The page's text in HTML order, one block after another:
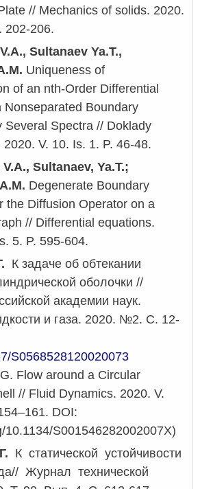
// Mechanics of solids. 2020.
202-206.
Sultanaev Ya.T.,
Uniqueness of
of an nth-Order Differential
Nonseparated Boundary
Several Spectra // Doklady
V. 10. Is. 1. P. 46-48.
Sultanaev, Ya.T.;
Degenerate Boundary
the Diffusion Operator on a
// Differential equations.
5. P. 595-604.
К задаче об обтекании
оболочки //
академии наук.
и газа. 2020. №2. С. 12-
S0568528120020073
Flow around a Circular
// Fluid Dynamics. 2020. V.
DOI:
10.1134/S001546282002007X)
К статической устойчивости
Журнал технической